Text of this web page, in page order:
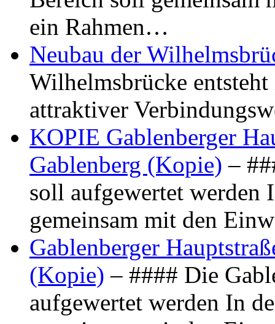
ein Rahmen…
Neubau der
Wilhelmsbrücke
attraktiver
KOPIE Gablenberger
Gablenberg (Kopie) –
soll aufgewertet werden
gemeinsam mit den
Gablenberger
(Kopie) – #### Die
aufgewertet werden In